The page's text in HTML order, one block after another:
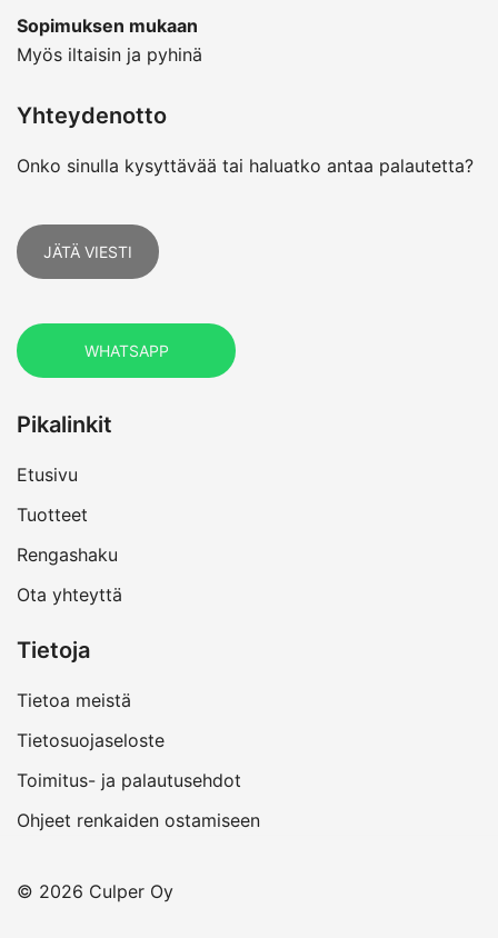
Sopimuksen mukaan
Myös iltaisin ja pyhinä
Yhteydenotto
Onko sinulla kysyttävää tai haluatko antaa palautetta?
JÄTÄ VIESTI
WHATSAPP
Pikalinkit
Etusivu
Tuotteet
Rengashaku
Ota yhteyttä
Tietoja
Tietoa meistä
Tietosuojaseloste
Toimitus- ja palautusehdot
Ohjeet renkaiden ostamiseen
© 2026 Culper Oy